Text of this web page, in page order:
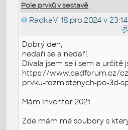
Pole prvků v sestavě
RadkaV 18.pro.2024 v 23:14
Dobrý den,
nedaři se a nedaří.
Dívala jsem se i sem a
https://www.cadforum.cz/
prvku-rozmistenych-po-3d-
Mám Inventor 2021.
Zde mám mé soubory s